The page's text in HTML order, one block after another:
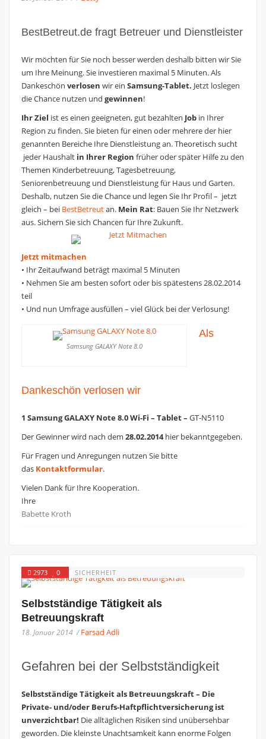
BestBetreut.de fragt Betreuer und Dienstleister
Wir möchten für Sie noch besser werden deshalb bitten wir Sie
um Ihre Meinung. Sie investieren maximal 5 Minuten. Als
Dankeschön verlosen wir ein Samsung-Tablet. Jetzt loslegen
die Chance nutzen und gewinnen!
Ihr Ziel ist es einen geeigneten, gut bezahlten Job in Ihrer
Region zu finden. Sie bieten für einen oder mehrere der hier
genannten Bereiche Ihre Dienstleistung an. Theoretisch sucht
jeder Haushalt in Ihrer Region früher oder später Hilfe zu den
Themen Kinderbetreuung, Tagesbetreuung,
Seniorenbetreuung und Dienstleistung für Haus und Garten.
Deshalb, nutzen Sie die Chance und legen Sie Ihr Profil – jetzt
gleich – bei BestBetreutan. Mein Rat: Bauen Sie Ihr Netzwerk
aus. Sichern Sie sich Chancen für Ihre Zukunft.
Jetzt mitmachen
• Ihr Zeitaufwand beträgt maximal 5 Minuten
• Nehmen Sie am besten sofort oder bis spätestens 28.02.2014
teil
• Und nun Umfrage ausfüllen – viel Glück bei der Verlosung!
Samsung GALAXY Note 8.0
Als
Dankeschön verlosen wir
1 Samsung GALAXY Note 8.0 Wi-Fi – Tablet – GT-N5110
Der Gewinner wird nach dem 28.02.2014hier bekanntgegeben.
Für Fragen und Anregungen nutzen Sie bitte
das Kontaktformular.
Vielen Dank für Ihre Kooperation.
Ihre
Babette Kroth
2973 0 SICHERHEIT
Selbstständige Tätigkeit als
Betreuungskraft
18. Januar 2014 /Farsad Adli
Gefahren bei der Selbstständigkeit
Selbstständige Tätigkeit als Betreuungskraft – Die
Private- und/oder Berufs-Haftpflichtversicherung ist
unverzichtbar! Die alltäglichen Risiken sind unübersehbar
geworden. Die kleinste Unachtsamkeit kann enorme Folgen